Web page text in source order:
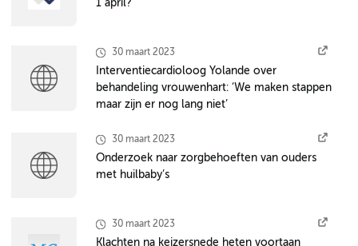
1 april?
30 maart 2023
Interventiecardioloog Yolande over
behandeling vrouwenhart: ‘We maken stappen
maar zijn er nog lang niet’
30 maart 2023
Onderzoek naar zorgbehoeften van ouders
met huilbaby’s
30 maart 2023
Klachten na keizersnede heten voortaan